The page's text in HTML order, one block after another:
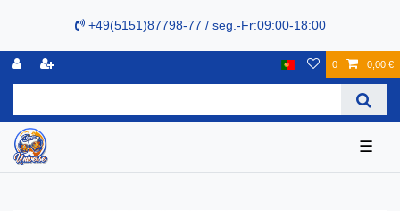
+49(5151)87798-77 / seg.-Fr:09:00-18:00
0 0,00 €
☰